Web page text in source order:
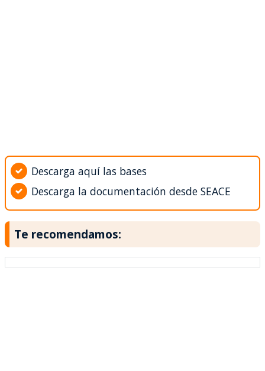
Descarga aquí las bases
Descarga la documentación desde SEACE
Te recomendamos: